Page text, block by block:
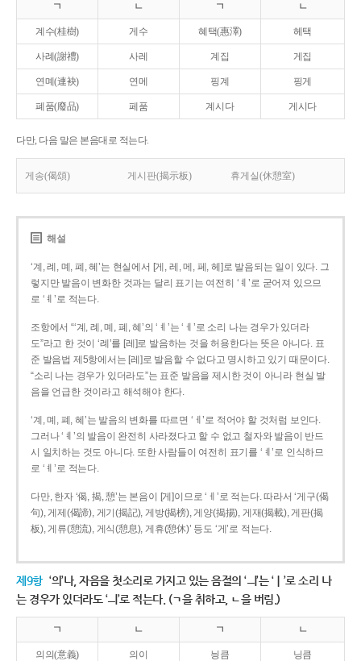
ㄱ ㄴ ㄱ ㄴ
계수(桂樹) 게수 혜택(惠澤) 헤택
사례(謝禮) 사레 계집 게집
연몌(連袂) 연메 핑계 핑게
폐품(廢品) 페품 계시다 게시다
다만, 다음 말은 본음대로 적는다.
게송(偈頌) 게시판(揭示板) 휴게실(休憩室)
해설
‘계, 례, 몌, 폐, 혜’는 현실에서 [게, 레, 메, 페, 헤]로 발음되는 일이 있다. 그
렇지만 발음이 변화한 것과는 달리 표기는 여전히 ‘ㅖ’로 굳어져 있으므
로 ‘ㅖ’로 적는다.
조항에서 “‘계, 례, 몌, 폐, 혜’의 ‘ㅖ’는 ‘ㅔ’로 소리 나는 경우가 있더라
도”라고 한 것이 ‘례’를 [레]로 발음하는 것을 허용한다는 뜻은 아니다. 표
준 발음법 제5항에서는 [레]로 발음할 수 없다고 명시하고 있기 때문이다.
“소리 나는 경우가 있더라도”는 표준 발음을 제시한 것이 아니라 현실 발
음을 언급한 것이라고 해석해야 한다.
‘계, 몌, 폐, 혜’는 발음의 변화를 따르면 ‘ㅔ’로 적어야 할 것처럼 보인다.
그러나 ‘ㅖ’의 발음이 완전히 사라졌다고 할 수 없고 철자와 발음이 반드
시 일치하는 것도 아니다. 또한 사람들이 여전히 표기를 ‘ㅖ’로 인식하므
로 ‘ㅖ’로 적는다.
다만, 한자 ‘偈, 揭, 憩’는 본음이 [게]이므로 ‘ㅔ’로 적는다. 따라서 ‘게구(偈
句), 게제(偈諦), 게기(揭記), 게방(揭榜), 게양(揭揚), 게재(揭載), 게판(揭
板), 게류(憩流), 게식(憩息), 게휴(憩休)’ 등도 ‘게’로 적는다.
제9항 ‘의’나, 자음을 첫소리로 가지고 있는 음절의 ‘ㅢ’는 ‘ㅣ’로 소리 나
는 경우가 있더라도 ‘ㅢ’로 적는다. (ㄱ을 취하고, ㄴ을 버림.)
ㄱ ㄴ ㄱ ㄴ
의의(意義) 의이 닁큼 닝큼